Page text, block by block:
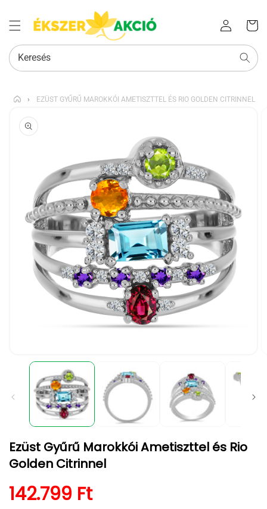
Bejelentkezés
kosara
Keresés
› EZÜST GYŰRŰ MAROKKÓI AMETISZTTEL ÉS RIO GOLDEN CITRINNEL
UGRÁS A
TERMÉKADATOKRA
médiafájl
megnyitása
modális
párbeszédpanelen
Ezüst Gyűrű Marokkói Ametiszttel és Rio
Golden Citrinnel
Normál ár
142.799 Ft